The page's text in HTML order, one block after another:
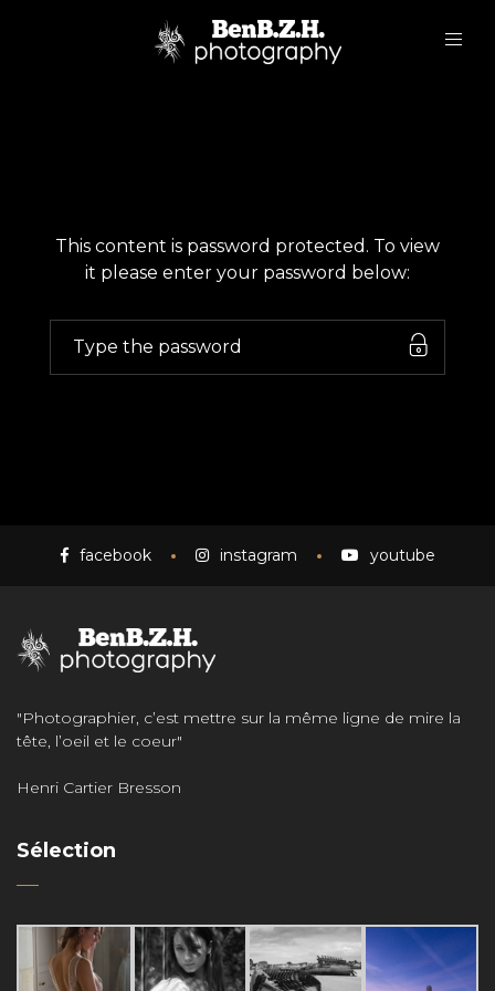
This content is password protected. To view
it please enter your password below:
facebook instagram youtube
"Photographier, c’est mettre sur la même ligne de mire la
tête, l’oeil et le coeur"
Henri Cartier Bresson
Sélection